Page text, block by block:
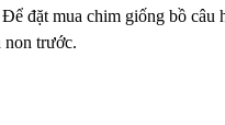
đặt mua chim giống bồ
non trước.